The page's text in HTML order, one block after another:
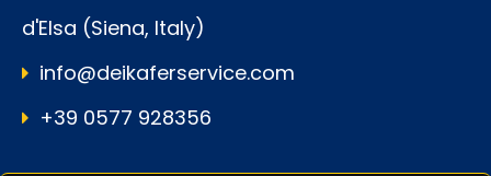
d'Elsa (Siena, Italy)
info@deikaferservice.com
+39 0577 928356